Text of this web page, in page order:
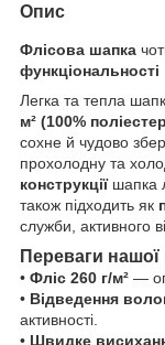
Опис
Флісова шапка
функціональності
Легка та тепла
м² (100%
сохне й чудово
прохолодну та
конструкціїшапка
також підходить як
служби, активного
Переваги
• Фліс 260 г/м² —
• Відведення
активності.
• Швидке